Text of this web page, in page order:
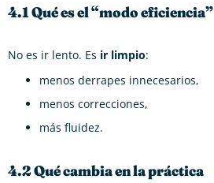
4.1 Qué es el “modo eficiencia”
No es ir lento. Es ir limpio:
menos derrapes innecesarios,
menos correcciones,
más fluidez.
4.2 Qué cambia en la práctica